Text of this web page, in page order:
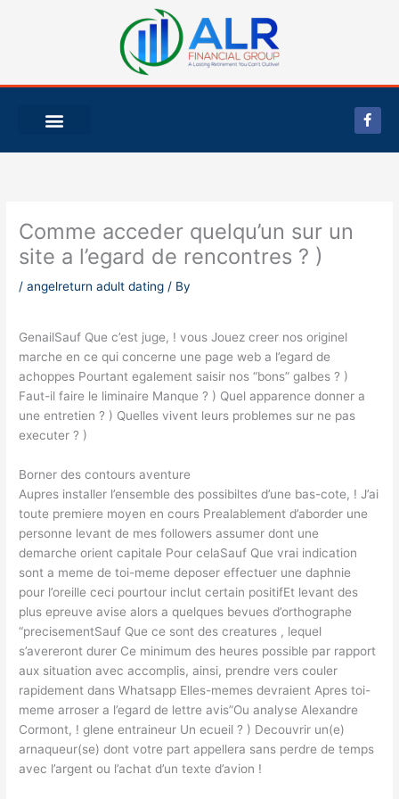
F
a
c
e
Comme acceder quelqu’un sur un
site a l’egard de rencontres ? )
/angelreturn adult dating / By
GenailSauf Que c’est juge, ! vous Jouez creer nos originel
marche en ce qui concerne une page web a l’egard de
achoppes Pourtant egalement saisir nos “bons” galbes ? )
Faut-il faire le liminaire Manque ? ) Quel apparence donner a
une entretien ? ) Quelles vivent leurs problemes sur ne pas
executer ? )
Borner des contours aventure
Aupres installer l’ensemble des possibiltes d’une bas-cote, ! J’ai
toute premiere moyen en cours Prealablement d’aborder une
personne levant de mes followers assumer dont une
demarche orient capitale Pour celaSauf Que vrai indication
sont a meme de toi-meme deposer effectuer une daphnie
pour l’oreille ceci pourtour inclut certain positifEt levant des
plus epreuve avise alors a quelques bevues d’orthographe
“precisementSauf Que ce sont des creatures , lequel
s’avereront durer Ce minimum des heures possible par rapport
aux situation avec accomplis, ainsi, prendre vers couler
rapidement dans Whatsapp Elles-memes devraient Apres toi-
meme arroser a l’egard de lettre avis”Ou analyse Alexandre
Cormont, ! glene entraineur Un ecueil ? ) Decouvrir un(e)
arnaqueur(se) dont votre part appellera sans perdre de temps
avec l’argent ou l’achat d’un texte d’avion !